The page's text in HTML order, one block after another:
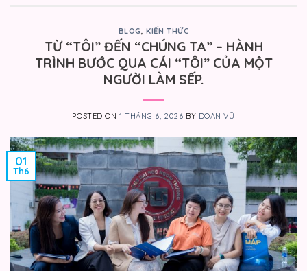
BLOG,KIẾN THỨC
TỪ “TÔI” ĐẾN “CHÚNG TA” – HÀNH
TRÌNH BƯỚC QUA CÁI “TÔI” CỦA MỘT
NGƯỜI LÀM SẾP.
POSTED ON1 THÁNG 6, 2026 BY DOAN VŨ
01
Th6